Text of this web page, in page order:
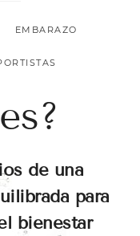
EMBARAZO
de una
para
bienestar